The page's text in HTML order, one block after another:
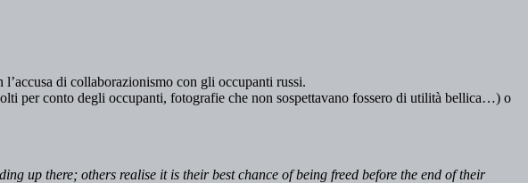
di collaborazionismo con gli occupanti russi.
per conto degli occupanti, fotografie che non sospettavano fossero di utilità bellica…) o
up there; others realise it is their best chance of being freed before the end of their